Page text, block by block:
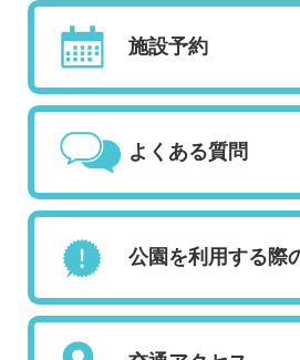
施設予約
よくある質問
公園を利用する際